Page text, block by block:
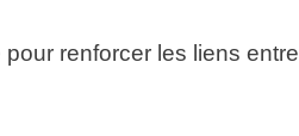
renforcer les liens entre